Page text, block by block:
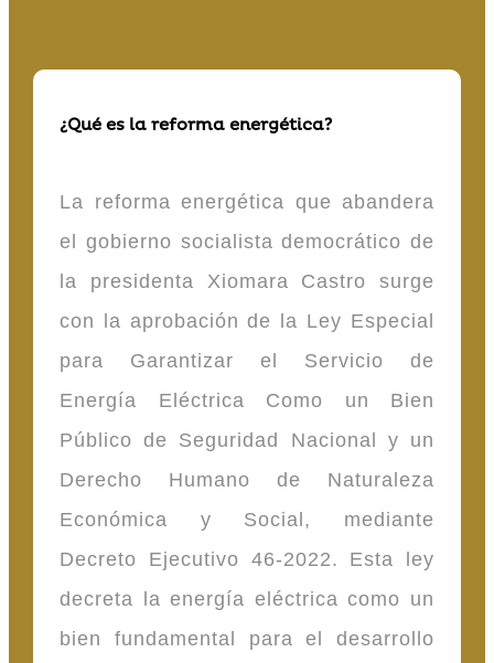
¿Qué es la reforma energética?
La reforma energética que abandera
el gobierno socialista democrático de
la presidenta Xiomara Castro surge
con la aprobación de la Ley Especial
para Garantizar el Servicio de
Energía Eléctrica Como un Bien
Público de Seguridad Nacional y un
Derecho Humano de Naturaleza
Económica y Social, mediante
Decreto Ejecutivo 46-2022. Esta ley
decreta la energía eléctrica como un
bien fundamental para el desarrollo